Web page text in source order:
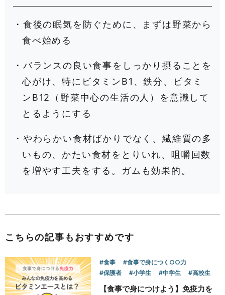
・食後の眠気を防ぐために、まずは野菜から
食べ始める
・バランスの良い食事をしっかり摂ることを
心がけ、特にビタミンB1、鉄分、ビタミ
ンB12（野菜中心の生活の人）を意識して
とるようにする
・やわらかい食材ばかりでなく、繊維質の多
いもの、かたい食材をとりいれ、咀嚼回数
を増やす工夫をする。ガムも効果的。
こちらの記事もおすすめです
#食事
#食事で身につく○○力
#保護者
#小学生 #中学生 #高校生
【食事で身につけよう】免疫力を